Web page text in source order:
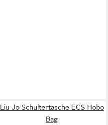
Liu Jo Schultertasche ECS Hobo
Bag